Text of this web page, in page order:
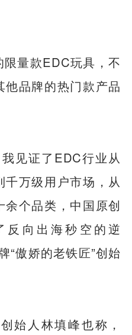
量款EDC玩具，不
品牌的热门款产品
见证了EDC行业从
千万级用户市场，从
个品类，中国原创
反向出海秒空的逆
“傲娇的老铁匠”创始
始人林填峰也称，